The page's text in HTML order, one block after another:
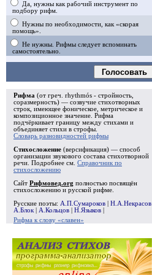
Да, нужны как рабочий инструмент по
подбору рифм.
Нужны по необходимости, как «скорая
помощь».
Не нужны. Рифмы следует вспоминать
самостоятельно.
Голосовать
Рифма (от греч. rhythmós - стройность,
соразмерность) — созвучие стихотворных
строк, имеющее фоническое, метрическое и
композиционное значение. Рифма
подчёркивает границу между стихами и
объединяет стихи в строфы
Словарь разновидностей рифмы
Стихосложение (версификация) — способ
организации звукового состава стихотворной
речи. Подробнее см. Справочник по
стихосложению
Сайт Рифмовед.org полностью посвящён
стихосложению и русской рифме.
Русские поэты: А.П.Сумароков Н.А.Некрасов
А.Блок
А.Кольцов Н.Языков
Рифма к слову «славен»